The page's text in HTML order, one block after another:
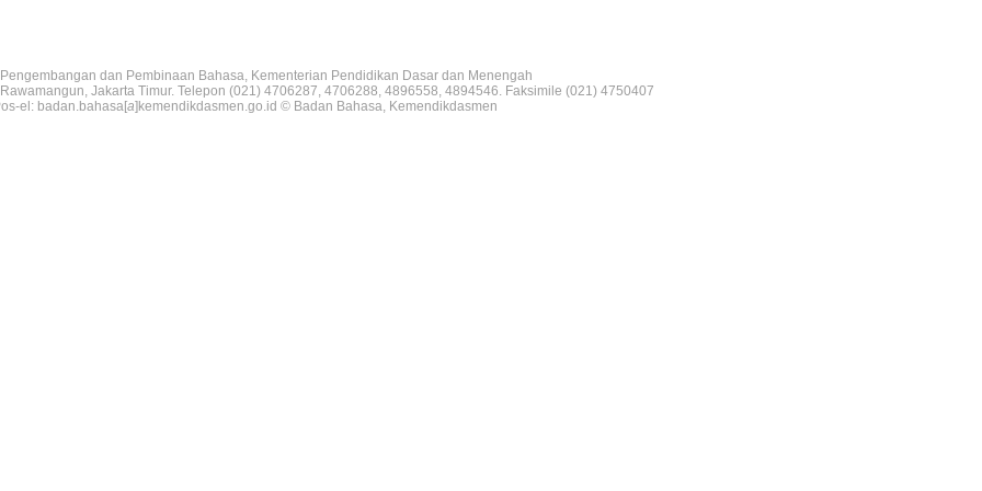
dan Pembinaan Bahasa, Kementerian Pendidikan Dasar dan Menengah
Jakarta Timur. Telepon (021) 4706287, 4706288, 4896558, 4894546. Faksimile (021) 4750407
el: badan.bahasa[a]kemendikdasmen.go.id © Badan Bahasa, Kemendikdasmen